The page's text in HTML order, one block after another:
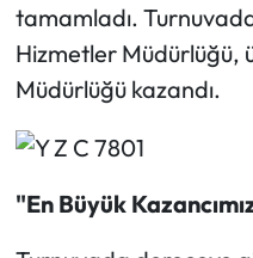
tamamladı.
Hizmetler Müdürlüğü,
Müdürlüğü kazandı.
"En Büyük